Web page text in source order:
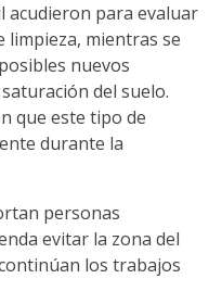
acudieron para evaluar
limpieza, mientras se
nuevos
del suelo.
que este tipo de
durante la
personas
evitar la zona del
los trabajos